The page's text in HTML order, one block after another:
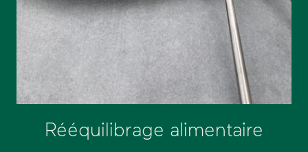
Rééquilibrage alimentaire